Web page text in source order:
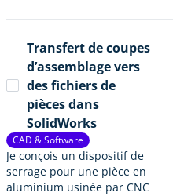
Transfert de coupes
d’assemblage vers
des fichiers de
pièces dans
SolidWorks
CAD & Software
Je conçois un dispositif de
serrage pour une pièce en
aluminium usinée par CNC